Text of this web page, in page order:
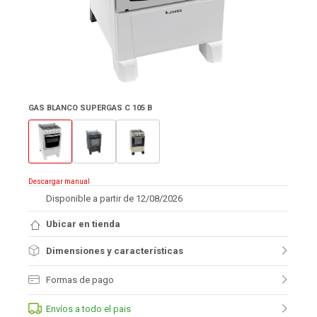
GAS BLANCO SUPERGAS C 105 B
Descargar manual
Disponible a partir de 12/08/2026
Ubicar en tienda
Dimensiones y características
Formas de pago
Envíos a todo el pais